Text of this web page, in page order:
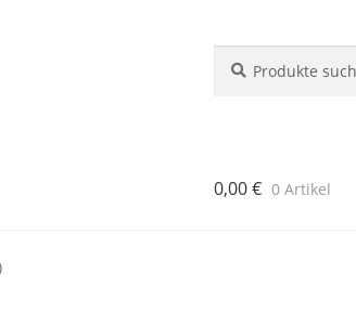
nach:
0,00€ 0 Artikel